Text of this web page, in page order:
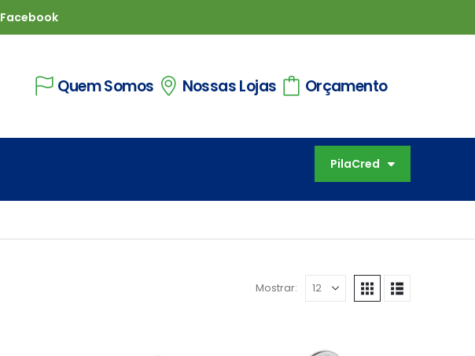
Facebook
Quem Somos Nossas Lojas Orçamento
PilaCred
Mostrar: